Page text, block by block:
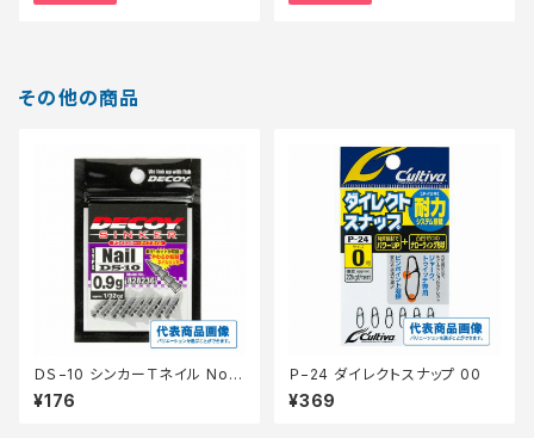
その他の商品
ＤＳ−10 シンカーＴネイル No
0．6ｇ
¥176
Ｐ−24 ダイレクトスナップ 00
¥369